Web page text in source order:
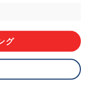
どうかは任意による
利用について
グ